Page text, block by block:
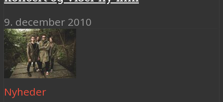
9. december 2010
Nyheder